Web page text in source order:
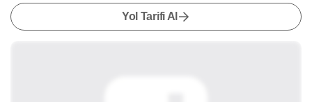
Yol Tarifi Al